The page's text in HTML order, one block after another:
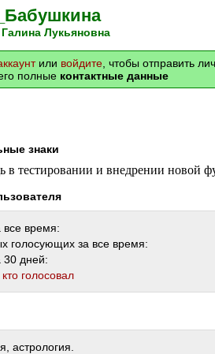
Галина Лукьяновна
или войдите , чтобы отправить
полные контактные данные
знаки
все время:
голосующих за все время:
30 дней:
голосовал
астрология.